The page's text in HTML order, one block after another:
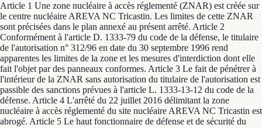
Article 1 Une zone nucléaire à accès réglementé (ZNAR) est créée sur
le centre nucléaire AREVA NC Tricastin. Les limites de cette ZNAR
sont précisées dans le plan annexé au présent arrêté. Article 2
Conformément à l'article D. 1333-79 du code de la défense, le titulaire
de l'autorisation n° 312/96 en date du 30 septembre 1996 rend
apparentes les limites de la zone et les mesures d'interdiction dont elle
fait l'objet par des panneaux conformes. Article 3 Le fait de pénétrer à
l'intérieur de la ZNAR sans autorisation du titulaire de l'autorisation est
passible des sanctions prévues à l'article L. 1333-13-12 du code de la
défense. Article 4 L'arrêté du 22 juillet 2016 délimitant la zone
nucléaire à accès réglementé du site nucléaire AREVA NC Tricastin est
abrogé. Article 5 Le haut fonctionnaire de défense et de sécurité du